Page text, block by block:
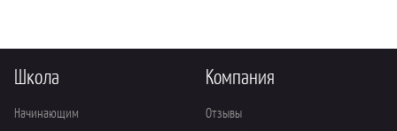
Школа
Начинающим
Компания
Отзывы